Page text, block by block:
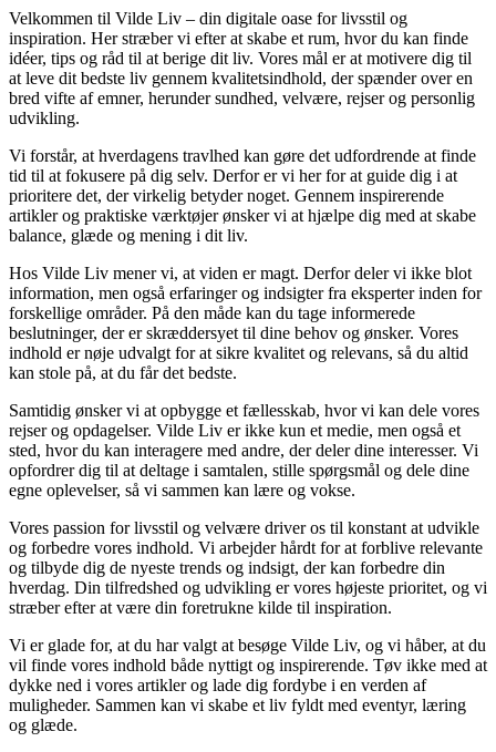
Velkommen til Vilde Liv – din digitale oase for livsstil og
inspiration. Her stræber vi efter at skabe et rum, hvor du kan finde
idéer, tips og råd til at berige dit liv. Vores mål er at motivere dig til
at leve dit bedste liv gennem kvalitetsindhold, der spænder over en
bred vifte af emner, herunder sundhed, velvære, rejser og personlig
udvikling.
Vi forstår, at hverdagens travlhed kan gøre det udfordrende at finde
tid til at fokusere på dig selv. Derfor er vi her for at guide dig i at
prioritere det, der virkelig betyder noget. Gennem inspirerende
artikler og praktiske værktøjer ønsker vi at hjælpe dig med at skabe
balance, glæde og mening i dit liv.
Hos Vilde Liv mener vi, at viden er magt. Derfor deler vi ikke blot
information, men også erfaringer og indsigter fra eksperter inden for
forskellige områder. På den måde kan du tage informerede
beslutninger, der er skræddersyet til dine behov og ønsker. Vores
indhold er nøje udvalgt for at sikre kvalitet og relevans, så du altid
kan stole på, at du får det bedste.
Samtidig ønsker vi at opbygge et fællesskab, hvor vi kan dele vores
rejser og opdagelser. Vilde Liv er ikke kun et medie, men også et
sted, hvor du kan interagere med andre, der deler dine interesser. Vi
opfordrer dig til at deltage i samtalen, stille spørgsmål og dele dine
egne oplevelser, så vi sammen kan lære og vokse.
Vores passion for livsstil og velvære driver os til konstant at udvikle
og forbedre vores indhold. Vi arbejder hårdt for at forblive relevante
og tilbyde dig de nyeste trends og indsigt, der kan forbedre din
hverdag. Din tilfredshed og udvikling er vores højeste prioritet, og vi
stræber efter at være din foretrukne kilde til inspiration.
Vi er glade for, at du har valgt at besøge Vilde Liv, og vi håber, at du
vil finde vores indhold både nyttigt og inspirerende. Tøv ikke med at
dykke ned i vores artikler og lade dig fordybe i en verden af
muligheder. Sammen kan vi skabe et liv fyldt med eventyr, læring
og glæde.